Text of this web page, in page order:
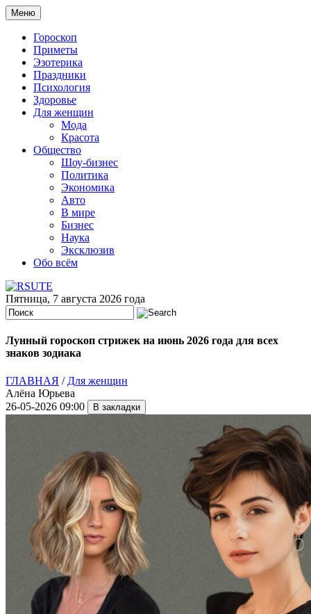
Меню
Гороскоп
Приметы
Эзотерика
Праздники
Психология
Здоровье
Для женщин
Мода
Красота
Общество
Шоу-бизнес
Политика
Экономика
Авто
В мире
Бизнес
Наука
Эксклюзив
Обо всём
Пятница, 7 августа 2026 года
Лунный гороскоп стрижек на июнь 2026 года для всех
знаков зодиака
ГЛАВНАЯ / Для женщин
Алёна Юрьева
26-05-2026 09:00